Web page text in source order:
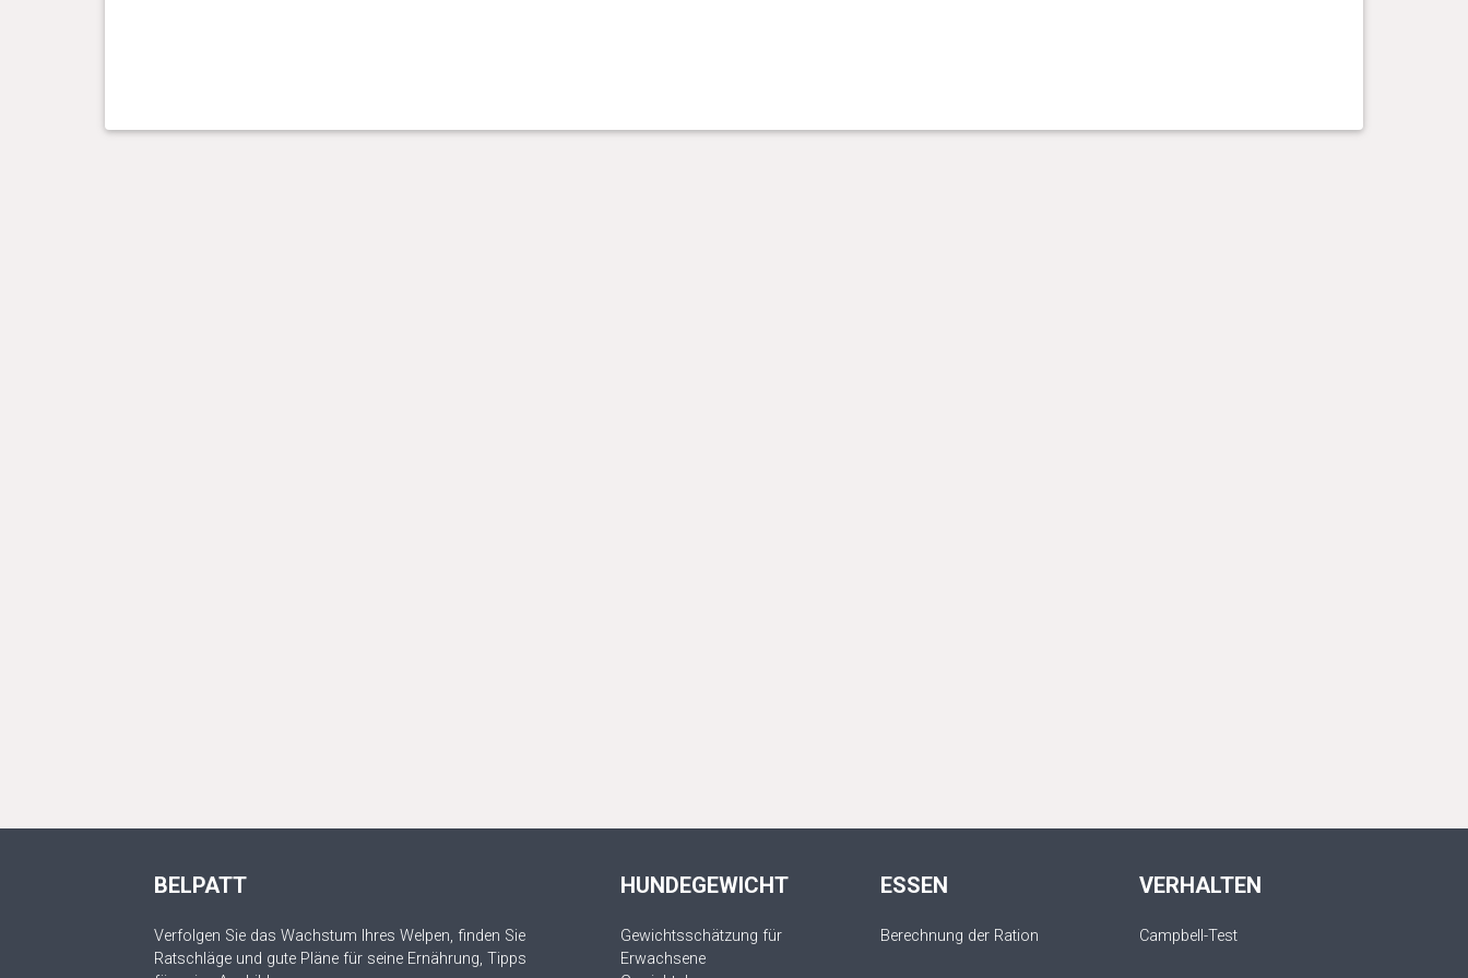
BELPATT
Verfolgen Sie das Wachstum Ihres Welpen, finden Sie
Ratschläge und gute Pläne für seine Ernährung, Tipps
HUNDEGEWICHT
Gewichtsschätzung für
Erwachsene
ESSEN
Berechnung der Ration
VERHALTEN
Campbell-Test